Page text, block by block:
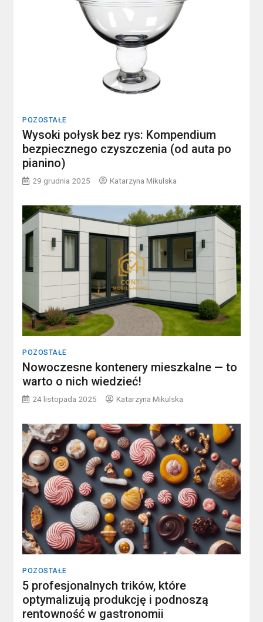
POZOSTAŁE
Wysoki połysk bez rys: Kompendium
bezpiecznego czyszczenia (od auta po
pianino)
29 grudnia 2025 Katarzyna Mikulska
POZOSTAŁE
Nowoczesne kontenery mieszkalne — to
warto o nich wiedzieć!
24 listopada 2025 Katarzyna Mikulska
POZOSTAŁE
5 profesjonalnych trików, które
optymalizują produkcję i podnoszą
rentowność w gastronomii